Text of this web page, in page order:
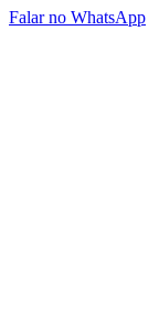
Falar no WhatsApp